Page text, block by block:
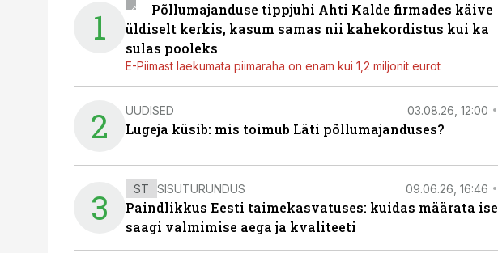
1
Põllumajanduse tippjuhi Ahti Kalde firmades käive
üldiselt kerkis, kasum samas nii kahekordistus kui ka
sulas pooleks
E-Piimast laekumata piimaraha on enam kui 1,2 miljonit eurot
2 UUDISED 03.08.26, 12:00
Lugeja küsib: mis toimub Läti põllumajanduses?
3 ST SISUTURUNDUS 09.06.26, 16:46
Paindlikkus Eesti taimekasvatuses: kuidas määrata ise
saagi valmimise aega ja kvaliteeti